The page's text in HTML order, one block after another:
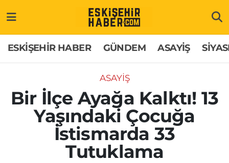
ESKİŞEHİR HABER GÜNDEM ASAYİŞ
ASAYİŞ
Bir İlçe Ayağa Kalktı! 13
Yaşındaki Çocuğa
İstismarda 33
Tutuklama
GÜNDEM
ASAYİŞ
SİYASET
EKONOMİ
Hakkımızda
İletişim
Künye
Odunpazarı Trafik Yoğunluk Haritası
Süper Lig Puan Durumu ve Fikstür
Tüm Manşetler
Son Dakika Haberleri